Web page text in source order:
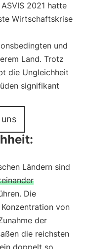
2021 hatte
Wirtschaftskrise
und
Land. Trotz
die Ungleichheit
signifikant
Ländern sind
Die
Konzentration von
der
die reichsten
doppelt so